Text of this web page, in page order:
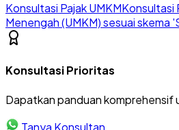
Konsultasi Pajak UMKMKonsultasi
Menengah (UMKM) sesuai skema
Konsultasi Prioritas
Dapatkan panduan komprehensif
Tanya Konsultan